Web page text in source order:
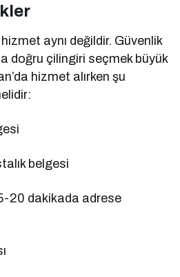
aynı değildir. Güvenlik
doğru çilingiri seçmek büyük
hizmet alırken şu
belgesi
20 dakikada adrese